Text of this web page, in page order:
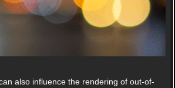
also influence the rendering of out-of-